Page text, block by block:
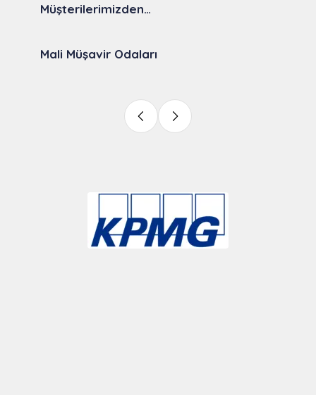
Müşterilerimizden…
Mali Müşavir Odaları